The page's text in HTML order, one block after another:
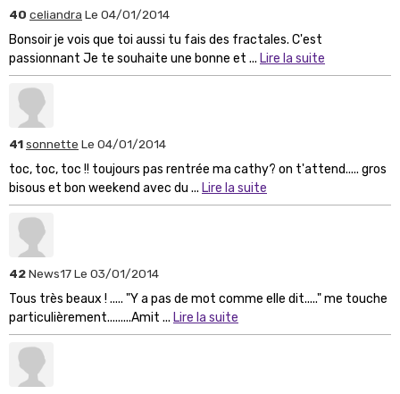
40 celiandra Le 04/01/2014
Bonsoir je vois que toi aussi tu fais des fractales. C'est
passionnant Je te souhaite une bonne et ... Lire la suite
41sonnette Le 04/01/2014
toc, toc, toc !! toujours pas rentrée ma cathy? on t'attend..... gros
bisous et bon weekend avec du ... Lire la suite
42News17Le 03/01/2014
Tous très beaux ! ..... "Y a pas de mot comme elle dit....." me touche
particulièrement.........Amit ... Lire la suite